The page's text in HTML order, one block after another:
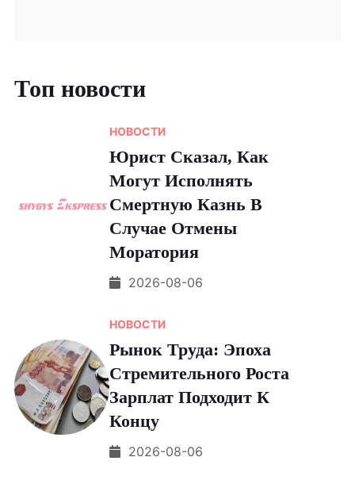
Топ новости
НОВОСТИ
Юрист Сказал, Как
Могут Исполнять
Смертную Казнь В
Случае Отмены
Моратория
2026-08-06
НОВОСТИ
Рынок Труда: Эпоха
Стремительного Роста
Зарплат Подходит К
Концу
2026-08-06